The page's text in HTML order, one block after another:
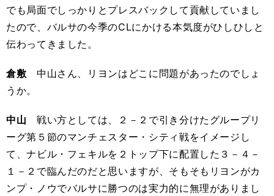
でも局面でしっかりとプレスバックして貢献していまし
たので、バルサの今季のCLにかける本気度がひしひしと
伝わってきました。
倉敷 中山さん、リヨンはどこに問題があったのでしょ
うか。
中山 戦い方としては、２－２で引き分けたグループリ
ーグ第５節のマンチェスター・シティ戦をイメージし
て、ナビル・フェキルを２トップ下に配置した３－４－
１－２で臨んだのだと思いますが、そもそもリヨンがカ
ンプ・ノウでバルサに勝つのは実力的に無理がありまし